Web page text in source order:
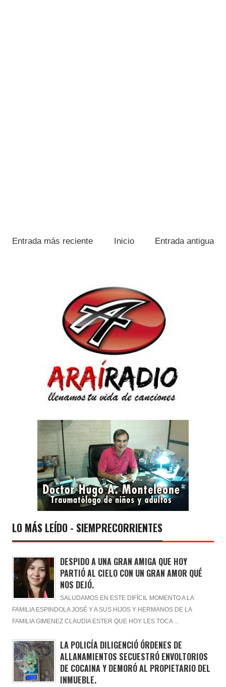
Entrada más reciente Entrada antigua
Inicio
LO MÁS LEÍDO - SIEMPRECORRIENTES
DESPIDO A UNA GRAN AMIGA QUE HOY
PARTIÓ AL CIELO CON UN GRAN AMOR QUÉ
NOS DEJÓ.
SALUDAMOS EN ESTE DIFÍCIL MOMENTO A LA
FAMILIA ESPINDOLA JOSÉ Y A SUS HIJOS Y HERMANOS DE LA
FAMILIA GIMENEZ CLAUDIA ESTER QUE HOY LES TOCA ...
LA POLICÍA DILIGENCIÓ ÓRDENES DE
ALLANAMIENTOS SECUESTRÓ ENVOLTORIOS
DE COCAINA Y DEMORÓ AL PROPIETARIO DEL
INMUEBLE.